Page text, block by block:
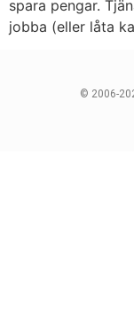
spara pengar.
jobba (eller låta
© 2006-